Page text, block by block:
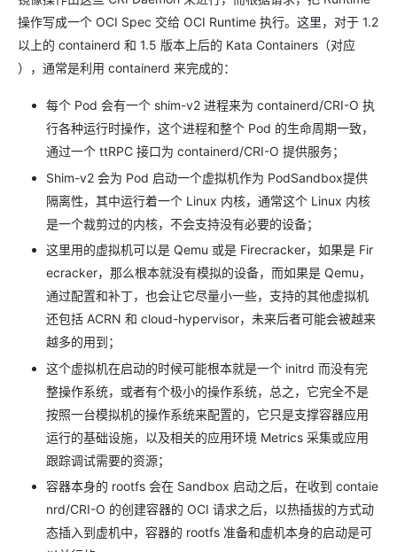
操作写成一个 OCI Spec 交给 OCI Runtime 执行。这里，对于 1.2
以上的 containerd 和 1.5 版本上后的 Kata Containers（对应
），通常是利用 containerd 来完成的：
每个 Pod 会有一个 shim-v2 进程来为 containerd/CRI-O 执
行各种运行时操作，这个进程和整个 Pod 的生命周期一致，
通过一个 ttRPC 接口为 containerd/CRI-O 提供服务；
Shim-v2 会为 Pod 启动一个虚拟机作为 PodSandbox提供
隔离性，其中运行着一个 Linux 内核，通常这个 Linux 内核
是一个裁剪过的内核，不会支持没有必要的设备；
这里用的虚拟机可以是 Qemu 或是 Firecracker，如果是 Fir
ecracker，那么根本就没有模拟的设备，而如果是 Qemu，
通过配置和补丁，也会让它尽量小一些，支持的其他虚拟机
还包括 ACRN 和 cloud-hypervisor，未来后者可能会被越来
越多的用到；
这个虚拟机在启动的时候可能根本就是一个 initrd 而没有完
整操作系统，或者有个极小的操作系统，总之，它完全不是
按照一台模拟机的操作系统来配置的，它只是支撑容器应用
运行的基础设施，以及相关的应用环境 Metrics 采集或应用
跟踪调试需要的资源；
容器本身的 rootfs 会在 Sandbox 启动之后，在收到 contaie
nrd/CRI-O 的创建容器的 OCI 请求之后，以热插拔的方式动
态插入到虚机中，容器的 rootfs 准备和虚机本身的启动是可